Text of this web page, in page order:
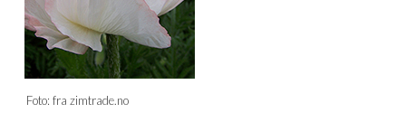
Foto: fra zimtrade.no